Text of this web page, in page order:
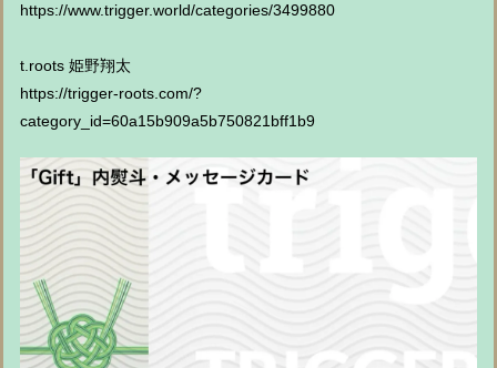
https://www.trigger.world/categories/3499880
t.roots 姫野翔太
https://trigger-roots.com/?
category_id=60a15b909a5b750821bff1b9